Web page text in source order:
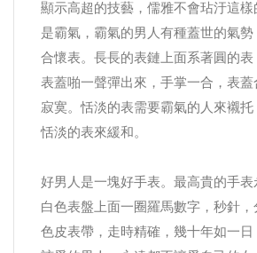
顯示高超的技藝，儒雅不會玷汙這
是霸氣，霸氣的男人有種蓋世的氣
合懷表。長長的表鏈上面系著圓的表
表蓋啪一聲彈出來，手掌一合，表
寂寞。恬淡的表需要霸氣的人來襯
恬淡的表來緩和。
好男人是一塊好手表。最高貴的手表
白色表盤上面一圈羅馬數字，秒針
色皮表帶，走時精確，幾十年如一